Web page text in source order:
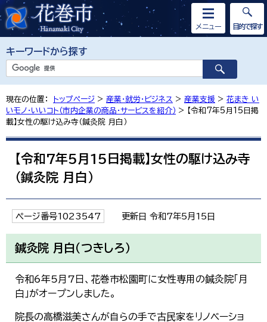
キーワードから探す
メニュー 目的で探す
現在の位置： トップページ > 産業・就労・ビジネス > 産業支援 > 花まき い
いモノ・いいコト（市内企業の商品・サービスを紹介） > 【令和7年5月15日掲
載】女性の駆け込み寺（鍼灸院 月白）
【令和7年5月15日掲載】女性の駆け込み寺
（鍼灸院 月白）
ページ番号1023547 更新日 令和7年5月15日
鍼灸院 月白（つきしろ）
令和6年5月7日、花巻市松園町に女性専用の鍼灸院「月
白」がオープンしました。
院長の高橋滋美さんが自らの手で古民家をリノベーショ